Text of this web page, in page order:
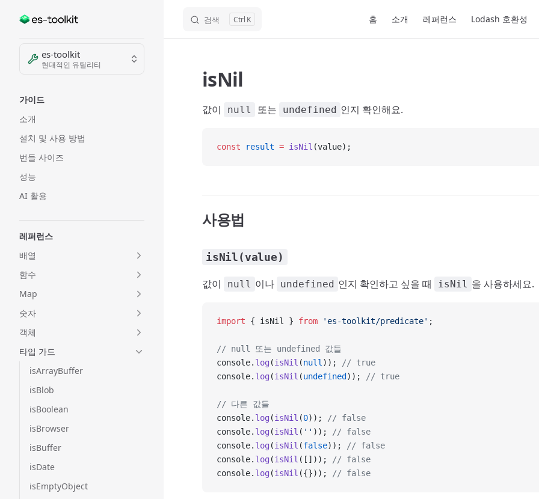
Skip to content 검색 K 홈 소개 레퍼런스 Lodash 호환성
Sidebar Navigation
es-toolkit
현대적인 유틸리티
가이드
소개
설치 및 사용 방법
번들 사이즈
성능
AI 활용
레퍼런스
배열
함수
Map
숫자
객체
타입 가드
isArrayBuffer
isBlob
isBoolean
isBrowser
isBuffer
isDate
isEmptyObject
isNil
값이 null 또는 undefined 인지 확인해요.
const result = isNil (value);
사용법
isNil(value)
값이 null 이나 undefined 인지 확인하고 싶을 때 isNil 을 사용하세요.
import { isNil } from 'es-toolkit/predicate' ;
// null 또는 undefined 값들
console. log (isNil (null ));
// true
console. log (isNil (undefined )); // true
// 다른 값들
console. log (isNil (0));
// false
console. log (isNil ( '' ));
// false
console. log (isNil (false));
// false
console. log (isNil ([]));
// false
console. log (isNil ({})); // false